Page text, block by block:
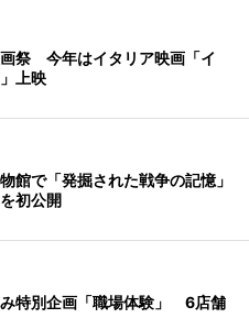
祭 今年はイタリア映画「イ
上映
館で「発掘された戦争の記憶」
初公開
特別企画「職場体験」 6店舗